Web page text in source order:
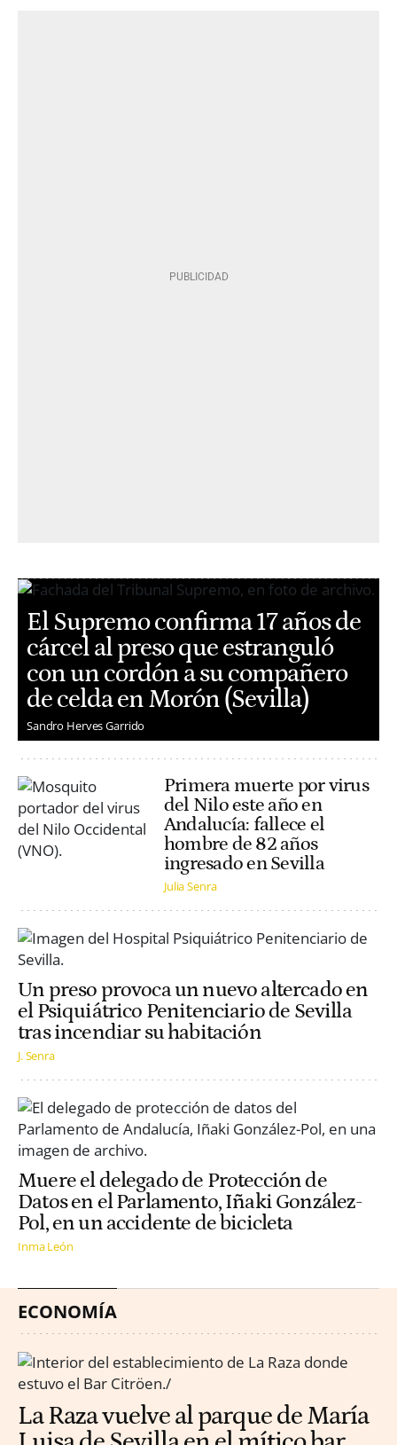
El Supremo confirma 17 años de
cárcel al preso que estranguló
con un cordón a su compañero
de celda en Morón (Sevilla)
Sandro Herves Garrido
Primera muerte por virus
del Nilo este año en
Andalucía: fallece el
hombre de 82 años
ingresado en Sevilla
Julia Senra
Un preso provoca un nuevo altercado en
el Psiquiátrico Penitenciario de Sevilla
tras incendiar su habitación
J. Senra
Muere el delegado de Protección de
Datos en el Parlamento, Iñaki González-
Pol, en un accidente de bicicleta
Inma León
ECONOMÍA
La Raza vuelve al parque de María